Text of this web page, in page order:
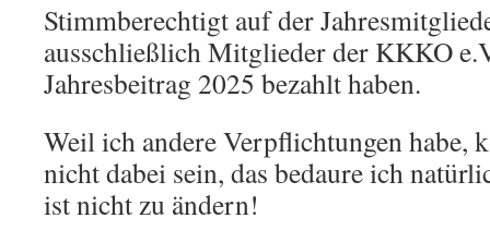
Stimmberechtigt auf der
ausschließlich Mitglieder der KKKO
Jahresbeitrag 2025 bezahlt haben.
Weil ich andere Verpflichtungen habe,
nicht dabei sein, das bedaure ich
ist nicht zu ändern!